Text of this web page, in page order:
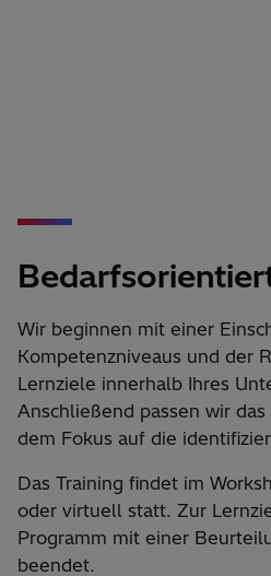
Wir beginnen mit einer
Kompetenzniveaus und der
Lernziele innerhalb Ihres
Anschließend passen wir
dem Fokus auf die
Das Training findet im
oder virtuell statt. Zur
Programm mit einer
beendet.